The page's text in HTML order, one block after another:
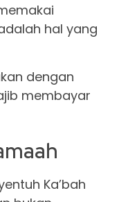
hal yang
dengan
membayar
Ka’bah